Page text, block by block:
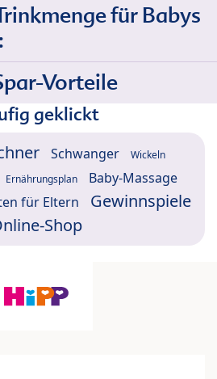
für Babys
Vorteile
geklickt
Schwanger Wickeln
Ernährungsplan Baby-Massage
für Eltern
Gewinnspiele
Shop